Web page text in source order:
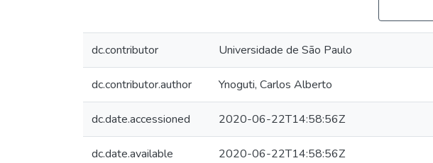
dc.contributor Universidade de São Paulo
dc.contributor.author Ynoguti, Carlos Alberto
dc.date.accessioned 2020-06-22T14:58:56Z
dc.date.available 2020-06-22T14:58:56Z